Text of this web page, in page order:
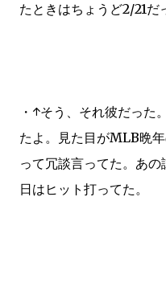
たときはちょうど2/21だ
・↑そう、それ彼だった
たよ。見た目がMLB晩
って冗談言ってた。あ
日はヒット打ってた。